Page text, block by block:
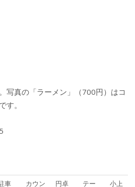
写真の「ラーメン」（700円）はコ
す。
車
カウン
円卓
テー
小上